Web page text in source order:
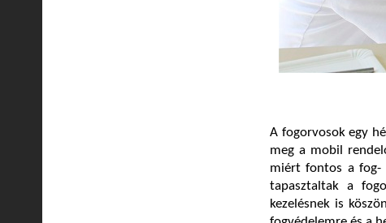
A fogorvosok egy
meg a mobil
miért fontos a fog-
tapasztaltak a
kezelésnek is